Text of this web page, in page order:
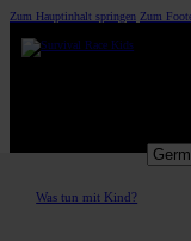
Zum Hauptinhalt springen Zum
Was tun mit Kind?